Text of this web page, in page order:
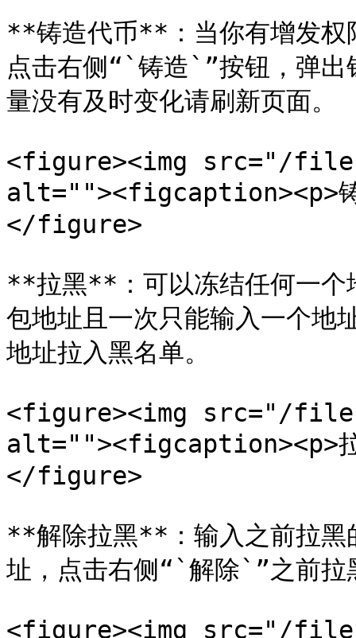
**铸造代币**：当你有增发权
点击右侧“`铸造`”按钮，弹出
量没有及时变化请刷新页面。
<figure><img src="/
alt=""><figcaption><p>
</figure>
**拉黑**：可以冻结任何一个
包地址且一次只能输入一个
地址拉入黑名单。
<figure><img src="/files/
alt=""><figcaption><p>
</figure>
**解除拉黑**：输入之前拉黑
址，点击右侧“`解除`”之前拉
<figure><img src="/files/